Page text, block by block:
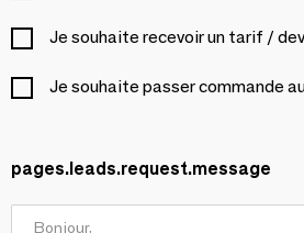
Je souhaite recevoir un tarif /
Je souhaite passer commande
pages.leads.request.message